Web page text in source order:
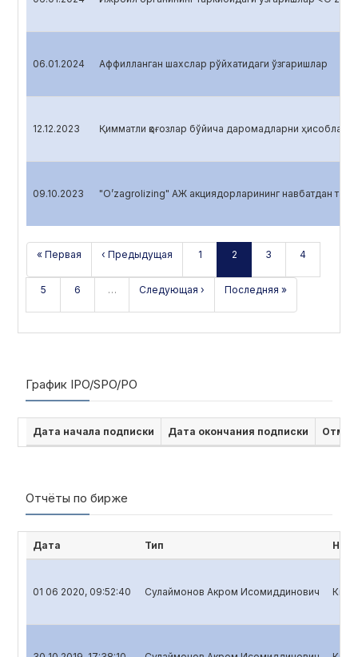
06.01.2024 Аффилланган шахслар рўйхатидаги ўзгаришлар
12.12.2023 Қимматли қоғозлар бўйича даромадларни ҳисоблаш
09.10.2023 "O’zagrolizing" АЖ акциядорларининг навбатдан
« Первая ‹ Предыдущая 1 2 3 4
5 6 … Следующая › Последняя »
График IPO/SPO/PO
Дата начала подписки Дата окончания подписки
Отчёты по бирже
Дата Тип
01 06 2020, 09:52:40 Сулаймонов Акром Исомиддинович